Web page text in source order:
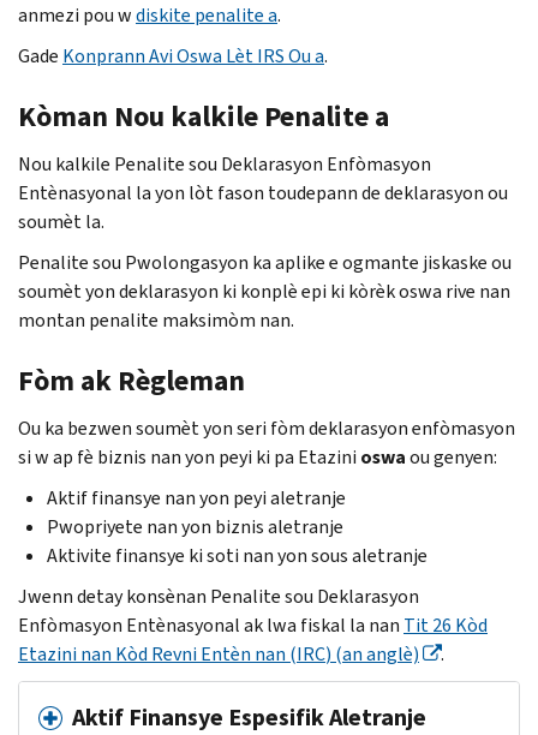
anmezi pou wdiskite penalite a.
Gade Konprann Avi Oswa LètIRSOu a.
Kòman Nou kalkile Penalite a
Nou kalkile Penalite sou Deklarasyon Enfòmasyon
Entènasyonal la yon lòt fason toudepann de deklarasyon ou
soumèt la.
Penalite sou Pwolongasyon ka aplike e ogmante jiskaske ou
soumèt yon deklarasyon ki konplè epi ki kòrèk oswa rive nan
montan penalite maksimòm nan.
Fòm ak Règleman
Ou ka bezwen soumèt yon seri fòm deklarasyon enfòmasyon
si w ap fè biznis nan yon peyi ki pa Etazini oswaou genyen:
Aktif finansye nan yon peyi aletranje
Pwopriyete nan yon biznis aletranje
Aktivite finansye ki soti nan yon sous aletranje
Jwenn detay konsènan Penalite sou Deklarasyon
Enfòmasyon Entènasyonal ak lwa fiskal la nan Tit 26 Kòd
Etazini nan Kòd Revni Entèn nan (IRC) (an anglè) .
Aktif Finansye Espesifik Aletranje